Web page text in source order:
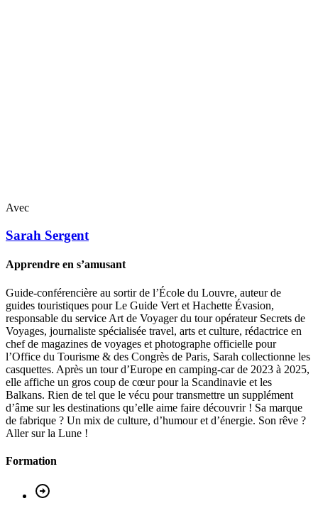
Avec
Sarah Sergent
Apprendre en s’amusant
Guide-conférencière au sortir de l’École du Louvre, auteur de
guides touristiques pour Le Guide Vert et Hachette Évasion,
responsable du service Art de Voyager du tour opérateur Secrets de
Voyages, journaliste spécialisée travel, arts et culture, rédactrice en
chef de magazines de voyages et photographe officielle pour
l’Office du Tourisme & des Congrès de Paris, Sarah collectionne les
casquettes. Après un tour d’Europe en camping-car de 2023 à 2025,
elle affiche un gros coup de cœur pour la Scandinavie et les
Balkans. Rien de tel que le vécu pour transmettre un supplément
d’âme sur les destinations qu’elle aime faire découvrir ! Sa marque
de fabrique ? Un mix de culture, d’humour et d’énergie. Son rêve ?
Aller sur la Lune !
Formation